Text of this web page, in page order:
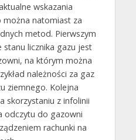
wskazania
można natomiast za
metod. Pierwszym
licznika gazu jest
na którym można
należności za gaz
ziemnego. Kolejna
skorzystaniu z infolinii
odczytu do gazowni
rachunki na